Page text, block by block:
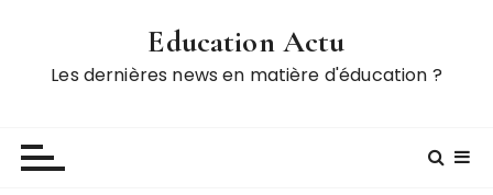
Education Actu
Les dernières news en matière d'éducation ?